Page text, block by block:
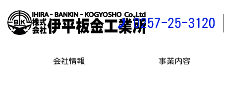
0257-25-3120
会社情報 事業内容